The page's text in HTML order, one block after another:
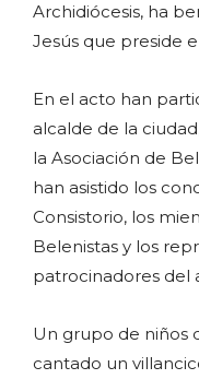
Archidiócesis, ha
Jesús que preside
En el acto han
alcalde de la
la Asociación de
han asistido los
Consistorio, los
Belenistas y los
patrocinadores del
Un grupo de niños
cantado un